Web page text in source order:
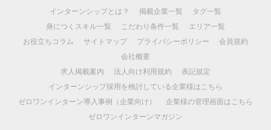
インターンシップとは？ 掲載企業一覧
タグ一覧
身につくスキル一覧
こだわり条件一覧
エリア一覧
お役立ちコラム
サイトマップ プライバシーポリシー
会員規約
会社概要
求人掲載案内
法人向け利用規約
表記規定
インターンシップ採用を検討している企業様はこちら
ゼロワンインターン導入事例（企業向け）
企業様の管理画面はこちら
ゼロワンインターンマガジン